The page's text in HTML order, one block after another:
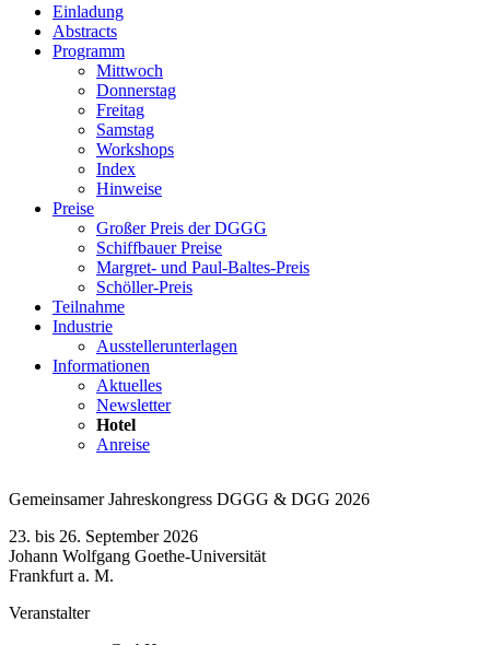
Einladung
Abstracts
Programm
Mittwoch
Donnerstag
Freitag
Samstag
Workshops
Index
Hinweise
Preise
Großer Preis der DGGG
Schiffbauer Preise
Margret- und Paul-Baltes-Preis
Schöller-Preis
Teilnahme
Industrie
Ausstellerunterlagen
Informationen
Aktuelles
Newsletter
Hotel
Anreise
Gemeinsamer Jahreskongress DGGG & DGG 2026
23. bis 26. September 2026
Johann Wolfgang Goethe-Universität
Frankfurt a. M.
Veranstalter